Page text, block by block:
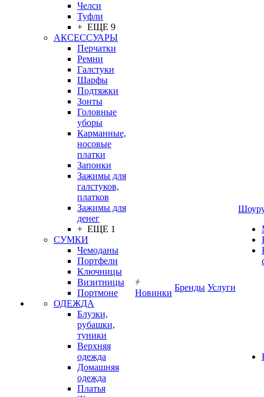
Челси
Туфли
+ ЕЩЕ 9
АКСЕССУАРЫ
Перчатки
Ремни
Галстуки
Шарфы
Подтяжки
Зонты
Головные
уборы
Карманные,
носовые
платки
Запонки
Зажимы для
галстуков,
платков
Зажимы для
денег
+ ЕЩЕ 1
СУМКИ
Чемоданы
Портфели
Ключницы
Визитницы
Портмоне
ОДЕЖДА
Блузки,
рубашки,
туники
Верхняя
одежда
Домашняя
одежда
Платья
Новинки
Бренды Услуги